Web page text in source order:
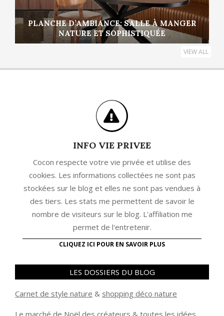
PLANCHE D’AMBIANCE: SALLE À MANGER
NATURE ET SOPHISTIQUÉE
VIEW ALL
INFO VIE PRIVEE
Cocon respecte votre vie privée et utilise des
cookies. Les informations collectées ne sont pas
stockées sur le blog et elles ne sont pas vendues à
des tiers. Les stats me permettent de savoir le
nombre de visiteurs sur le blog. L'affiliation me
permet de l'entretenir.
CLIQUEZ ICI POUR EN SAVOIR PLUS
LES DOSSIERS DU BLOG
Carnet de style nature & shopping déco nature